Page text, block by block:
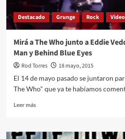
Destacado Grunge Rock
Mirá a The Who junto a Eddie
Man y Behind Blue Eyes
Rod Torres
18 mayo, 2015
El 14 de mayo pasado se juntaron
The Who" que ya te habíamos
Leer másLeer
Mirá